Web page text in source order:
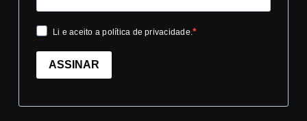
Li e aceito a política de privacidade.
ASSINAR